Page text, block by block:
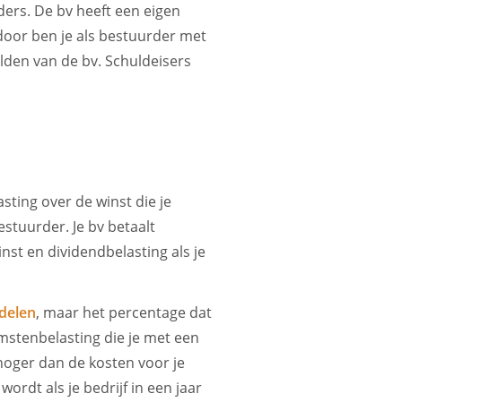
De bv heeft een eigen
ben je als bestuurder met
van de bv. Schuldeisers
over de winst die je
Je bv betaalt
en dividendbelasting als je
, maar het percentage dat
die je met een
dan de kosten voor je
als je bedrijf in een jaar